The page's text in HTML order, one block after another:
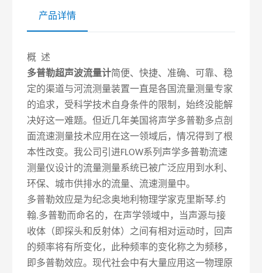
产品详情
概 述
多普勒超声波流量计简便、快捷、准确、可靠、稳
定的渠道与河流测量装置一直是各国流量测量专家
的追求，受科学技术自身条件的限制，始终没能解
决好这一难题。但近几年美国将声学多普勒多点剖
面流速测量技术应用在这一领域后，情况得到了根
本性改变。我公司引进FLOW系列声学多普勒流速
测量仪设计的流量测量系统已被广泛应用到水利、
环保、城市供排水的流量、流速测量中。
多普勒效应是为纪念奥地利物理学家克里斯琴.约
翰.多普勒而命名的，在声学领域中，当声源与接
收体（即探头和反射体）之间有相对运动时，回声
的频率将有所变化，此种频率的变化称之为频移，
即多普勒效应。现代社会中有大量应用这一物理原